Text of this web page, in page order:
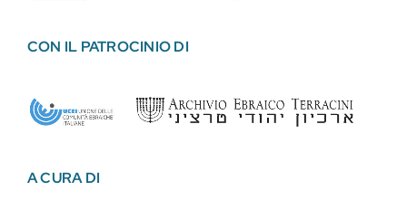
CON IL PATROCINIO DI
A CURA DI